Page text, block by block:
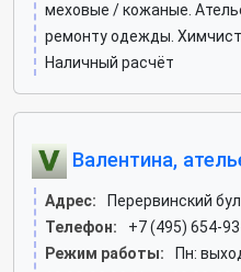
меховые / кожаные.
ремонту одежды.
Наличный расчёт
Валентина,
Адрес:
Перервинский
Телефон:
+7 (495) 654-
Режим работы:
Пн: